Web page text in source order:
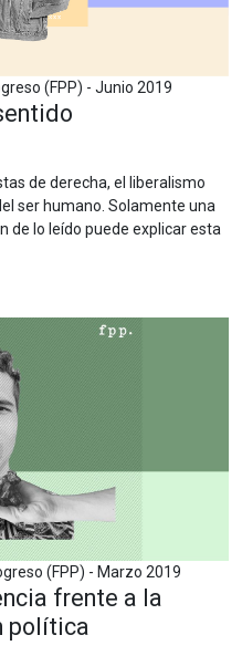
(FPP) - Junio 2019
de derecha, el liberalismo
ser humano. Solamente una
de lo leído puede explicar esta
(FPP) - Marzo 2019
frente a la
política